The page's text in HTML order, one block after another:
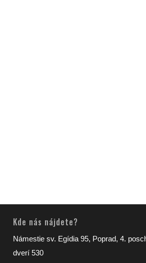
Kde nás nájdete?
Námestie sv. Egídia 95, Poprad, 4.
dverí 530